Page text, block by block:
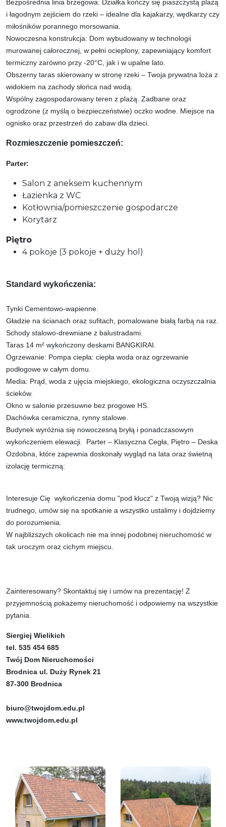
Bezpośrednia linia brzegowa: Działka kończy się piaszczystą plażą
i łagodnym zejściem do rzeki – idealne dla kajakarzy, wędkarzy czy
miłośników porannego morsowania.
Nowoczesna konstrukcja: Dom wybudowany w technologii
murowanej całorocznej, w pełni ocieplony, zapewniający komfort
termiczny zarówno przy -20°C, jak i w upalne lato.
Obszerny taras skierowany w stronę rzeki – Twoja prywatna loża z
widokiem na zachody słońca nad wodą.
Wspólny zagospodarowany teren z plażą. Zadbane oraz
ogrodzone (z myślą o bezpieczeństwie) oczko wodne. Miejsce na
ognisko oraz przestrzeń do zabaw dla dzieci.
Rozmieszczenie pomieszczeń:
Parter:
Salon z aneksem kuchennym
Łazienka z WC
Kotłownia/pomieszczenie gospodarcze
Korytarz
Piętro
4 pokoje (3 pokoje + duży hol)
Standard wykończenia:
Tynki Cementowo-wapienne.
Gładzie na ścianach oraz sufitach, pomalowane białą farbą na raz.
Schody stalowo-drewniane z balustradami.
Taras 14 m² wykończony deskami BANGKIRAI.
Ogrzewanie: Pompa ciepła: ciepła woda oraz ogrzewanie
podłogowe w całym domu.
Media: Prąd, woda z ujęcia miejskiego, ekologiczna oczyszczalnia
ścieków.
Okno w salonie przesuwne bez progowe HS.
Dachówka ceramiczna, rynny stalowe.
Budynek wyróżnia się nowoczesną bryłą i ponadczasowym
wykończeniem elewacji. Parter – Klasyczna Cegła, Piętro – Deska
Ozdobna, które zapewnia doskonały wygląd na lata oraz świetną
izolację termiczną:
Interesuje Cię wykończenia domu "pod klucz" z Twoją wizją? Nic
trudnego, umów się na spotkanie a wszystko ustalimy i dojdziemy
do porozumienia.
W najbliższych okolicach nie ma innej podobnej nieruchomość w
tak uroczym oraz cichym miejscu.
Zainteresowany? Skontaktuj się i umów na prezentację! Z
przyjemnością pokażemy nieruchomość i odpowiemy na wszystkie
pytania.
Siergiej Wielikich
tel. 535 454 685
Twój Dom Nieruchomości
Brodnica ul. Duży Rynek 21
87-300 Brodnica
biuro@twojdom.edu.pl
www.twojdom.edu.pl